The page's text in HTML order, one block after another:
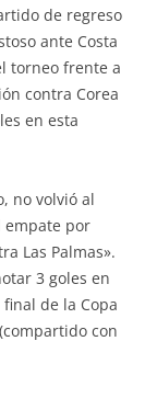
de regreso
ante Costa
torneo frente a
contra Corea
en esta
no volvió al
empate por
Las Palmas».
3 goles en
de la Copa
con